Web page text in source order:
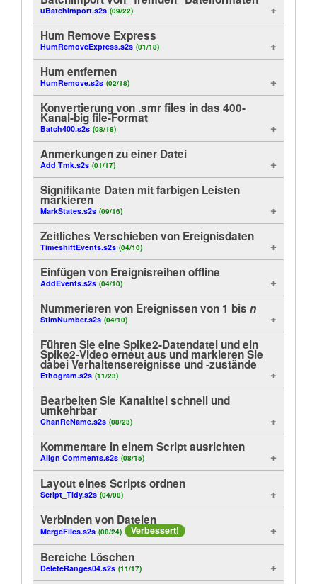
Kundendienst
Händler
Analysen
Anzeige
Archivieren
Nützliche Funktionen
Steuerung
On-Line
Experimente
Methodenbeispiele
uBatchImport.s2s (09/22)
Hum Remove Express
HumRemoveExpress.s2s (01/18)
Hum entfernen
HumRemove.s2s (02/18)
Konvertierung von .smr files in das 400-
Kanal-big file-Format
Batch400.s2s (08/18)
Anmerkungen zu einer Datei
Add Tmk.s2s (01/17)
Signifikante Daten mit farbigen Leisten
markieren
MarkStates.s2s (09/16)
Zeitliches Verschieben von Ereignisdaten
TimeshiftEvents.s2s (04/10)
Einfügen von Ereignisreihen offline
AddEvents.s2s (04/10)
Nummerieren von Ereignissen von 1 bis n
StimNumber.s2s (04/10)
Führen Sie eine Spike2-Datendatei und ein
Spike2-Video erneut aus und markieren Sie
dabei Verhaltensereignisse und -zustände
Ethogram.s2s (11/23)
Bearbeiten Sie Kanaltitel schnell und
umkehrbar
ChanReName.s2s (08/23)
Kommentare in einem Script ausrichten
Align Comments.s2s (08/15)
Layout eines Scripts ordnen
Script_Tidy.s2s (04/08)
Verbinden von Dateien
MergeFiles.s2s (08/24) Verbessert!
Bereiche Löschen
DeleteRanges04.s2s (11/17)